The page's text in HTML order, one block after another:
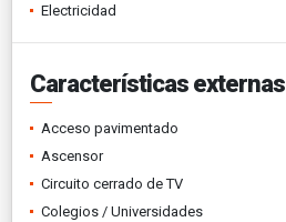
Electricidad
Características externas
Acceso pavimentado
Ascensor
Circuito cerrado de TV
Colegios / Universidades